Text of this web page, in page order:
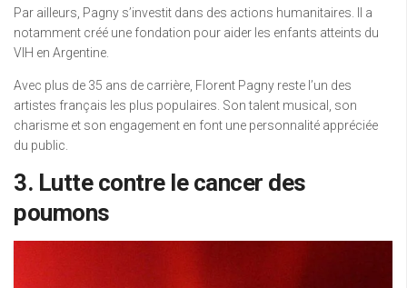
Par ailleurs, Pagny s’investit dans des actions humanitaires. Il a
notamment créé une fondation pour aider les enfants atteints du
VIH en Argentine.
Avec plus de 35 ans de carrière, Florent Pagny reste l’un des
artistes français les plus populaires. Son talent musical, son
charisme et son engagement en font une personnalité appréciée
du public.
3. Lutte contre le cancer des
poumons